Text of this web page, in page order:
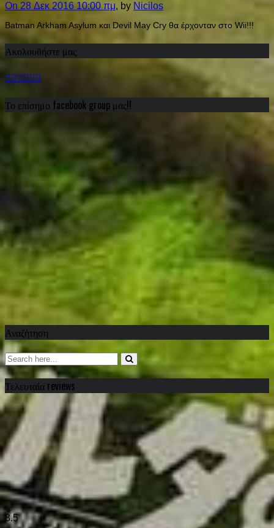
On 28 Δεκ 2016 10:00 πμ, by Nicilos
Batman Arkham Asylum και Devil May Cry θα έρχονταν στο Wii!!!
Ακολουθήστε μας
Το επίσημο facebook group μας!!
Αναζήτηση
Τελευταία reviews
8.5